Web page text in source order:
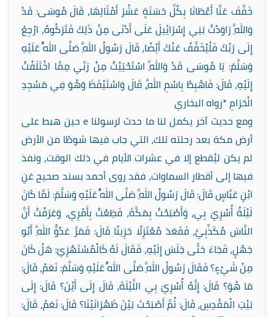
خَفَّفَ عَنَّا أَعْطَانَا بِكُلِّ حَسَنَةٍ عَشْرَ أَمْثَالِهَا، قَالَ مُوسَى: قَدْ
وَاللَّهِ رَاوَدْتُ بَنِي إِسْرَائِيلَ عَلَى أَدْنَى مِنْ ذَلِكَ فَتَرَكُوهُ، ارْجِعْ
إِلَى رَبِّكَ فَلْيُخَفِّفْ عَنْكَ أَيْضًا، قَالَ رَسُولُ اللَّهِ صَلَّى اللَّهُ عَلَيْهِ
وَسَلَّمَ: يَا مُوسَى قَدْ وَاللَّهِ اسْتَحْيَيْتُ مِنْ رَبِّي مِمَّا اخْتَلَفْتُ
إِلَيْهِ، قَالَ: فَاهْبِطْ بِاسْمِ اللَّهِ، قَالَ وَاسْتَيْقَظَ وَهُوَ فِي مَسْجِدِ
الْحَرَامِ *رواه البخاري
ومع حديث آخر يكمل لنا ما حدث لرسولناe حين هبط على
أرض مكة بعد رحلته تلك، التي جاب فيها شوطًا من الأرض
لم يكن ليُقطع إلا في عشرات الأيام في ذلك الوقت، ونفذ
فيها إلى أقطار السماوات، فقد روى أحمد بسند صحيحعَنِ
ابْنِ عَبَّاسٍ قَالَ: قَالَ رَسُولُ اللَّهِ صَلَّى اللَّهُ عَلَيْهِ وَسَلَّمَ: لَمَّا كَانَ
لَيْلَةُ أُسْرِيَ بِي، وَأَصْبَحْتُ بِمَكَّةَ، فَظِعْتُ بِأَمْرِي، وَعَرَفْتُ أَنَّ
النَّاسَ مُكَذِّبِيَّ، فَقَعَدَ مُعْتَزِلًا حَزِينًا قَالَ: فَمَرَّ عَدُوُّ اللَّهِ أَبُو
جَهْلٍ، فَجَاءَ حَتَّى جَلَسَ إِلَيْهِ، فَقَالَ لَهُ كَالْمُسْتَهْزِئِ: هَلْ كَانَ
مِنْ شَيْءٍ؟ فَقَالَ رَسُولُ اللَّهِ صَلَّى اللَّهُ عَلَيْهِ وَسَلَّمَ: نَعَمْ، قَالَ:
مَا هُوَ؟ قَالَ: إِنَّهُ أُسْرِيَ بِي اللَّيْلَةَ، قَالَ إِلَى أَيْنَ؟ قَالَ: إِلَى
بَيْتِ الْمَقْدِسِ، قَالَ: ثُمَّ أَصْبَحْتَ بَيْنَ ظَهْرَانَيْنَا؟ قَالَ: نَعَمْ، قَالَ: